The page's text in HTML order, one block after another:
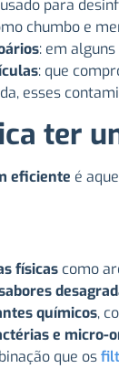
para
chumbo e
: em
: que
esses
ter
eficiente é
físicas como
químicos,
e micro-
que os